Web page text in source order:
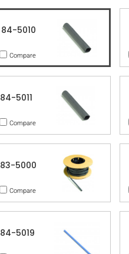
84-5010
Compare
84-5011
Compare
83-5000
Compare
84-5019